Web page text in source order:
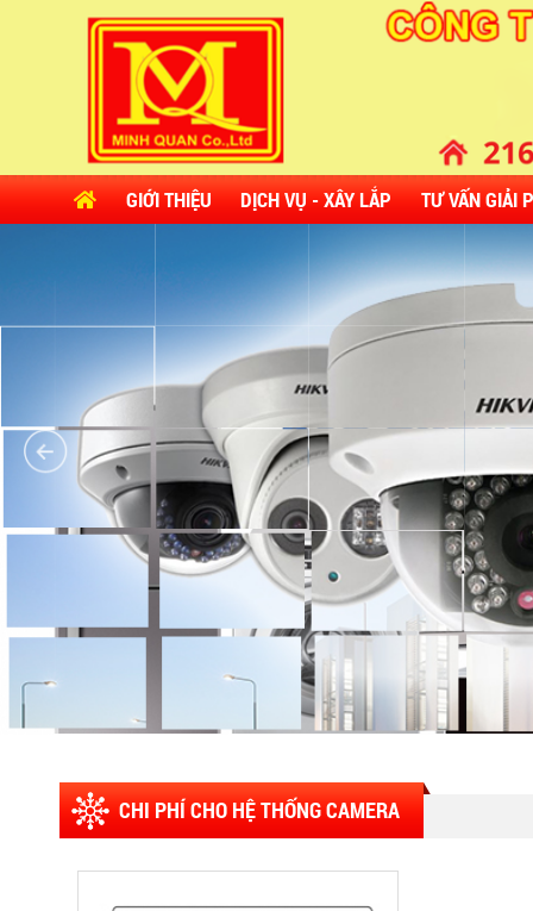
GIỚI THIỆU DỊCH VỤ - XÂY LẮP TƯ VẤN GIẢI
CHI PHÍ CHO HỆ THỐNG CAMERA